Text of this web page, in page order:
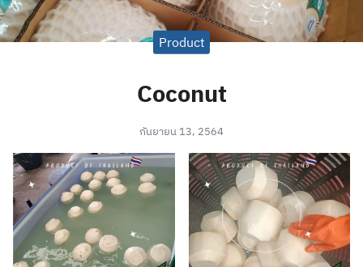
Product
Coconut
กันยายน 13, 2564